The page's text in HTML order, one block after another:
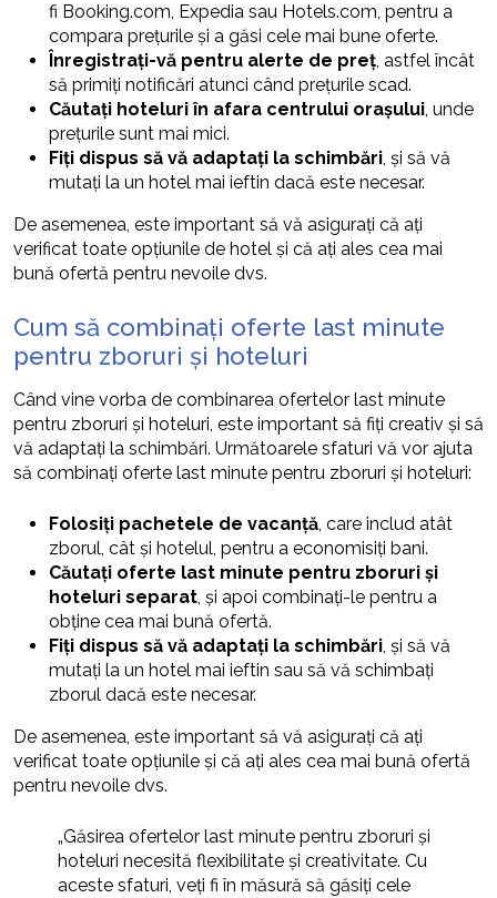
fi Booking.com, Expedia sau Hotels.com, pentru a
compara prețurile și a găsi cele mai bune oferte.
Înregistrați-vă pentru alerte de preț, astfel încât
să primiți notificări atunci când prețurile scad.
Căutați hoteluri în afara centrului orașului, unde
prețurile sunt mai mici.
Fiți dispus să vă adaptați la schimbări, și să vă
mutați la un hotel mai ieftin dacă este necesar.
De asemenea, este important să vă asigurați că ați
verificat toate opțiunile de hotel și că ați ales cea mai
bună ofertă pentru nevoile dvs.
Cum să combinați oferte last minute
pentru zboruri și hoteluri
Când vine vorba de combinarea ofertelor last minute
pentru zboruri și hoteluri, este important să fiți creativ și să
vă adaptați la schimbări. Următoarele sfaturi vă vor ajuta
să combinați oferte last minute pentru zboruri și hoteluri:
Folosiți pachetele de vacanță, care includ atât
zborul, cât și hotelul, pentru a economisiți bani.
Căutați oferte last minute pentru zboruri și
hoteluri separat, și apoi combinați-le pentru a
obține cea mai bună ofertă.
Fiți dispus să vă adaptați la schimbări, și să vă
mutați la un hotel mai ieftin sau să vă schimbați
zborul dacă este necesar.
De asemenea, este important să vă asigurați că ați
verificat toate opțiunile și că ați ales cea mai bună ofertă
pentru nevoile dvs.
„Găsirea ofertelor last minute pentru zboruri și
hoteluri necesită flexibilitate și creativitate. Cu
aceste sfaturi, veți fi în măsură să găsiți cele